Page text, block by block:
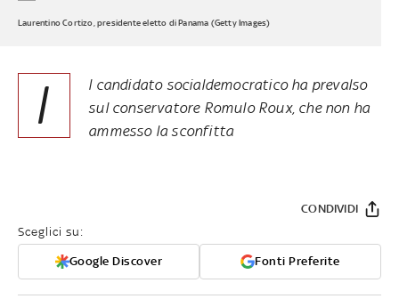
Laurentino Cortizo, presidente eletto di Panama (Getty Images)
I
l candidato socialdemocratico ha prevalso
sul conservatore Romulo Roux, che non ha
ammesso la sconfitta
Sceglici su:
Google Discover Fonti Preferite
CONDIVIDI